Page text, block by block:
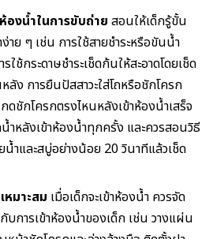
องน้ำในการขับถ่าย สอนให้เด็กรู้ขั้น
าย ๆ เช่น การใช้สายชำระหรือขันน้ำ
ใช้กระดาษชำระเช็ดก้นให้สะอาดโดยเช็ด
ลัง การยืนปัสสาวะใส่โถหรือชักโครก
ดชักโครกตรงไหนหลังเข้าห้องน้ำเสร็จ
ำหลังเข้าห้องน้ำทุกครั้ง และควรสอนวิธี
น้ำและสบู่อย่างน้อย 20 วินาทีแล้วเช็ด
มาะสม เมื่อเด็กจะเข้าห้องน้ำ ควรจัด
บการเข้าห้องน้ำของเด็ก เช่น วางแผ่น